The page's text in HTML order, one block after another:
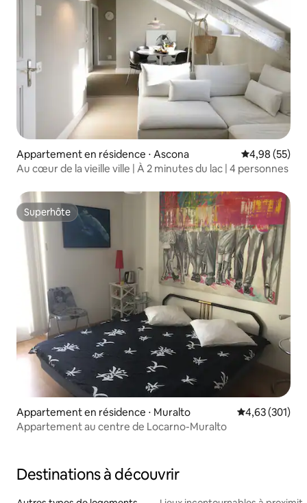
Appartement en résidence ⋅ Ascona Évaluation
4,98 (55)
Au cœur de la vieille ville | À 2 minutes du lac | 4 personnes
Superhôte
Superhôte
Appartement en résidence ⋅ Muralto Évaluation
4,63 (301)
Appartement au centre de Locarno-Muralto
Destinations à découvrir